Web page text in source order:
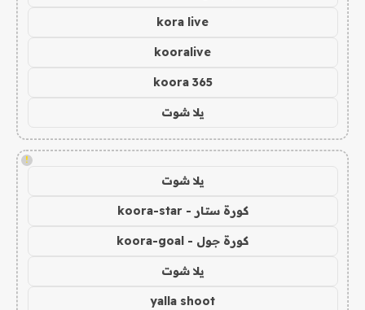
kora live
kooralive
koora 365
يلا شوت
!
يلا شوت
كورة ستار - koora-star
كورة جول - koora-goal
يلا شوت
yalla shoot